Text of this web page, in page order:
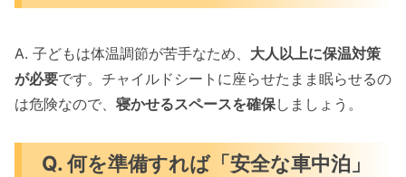
A. 子どもは体温調節が苦手なため、 大人以上に保温対策
が必要です。チャイルドシートに座らせたまま眠らせるの
は危険なので、 寝かせるスペースを確保しましょう。
Q. 何を準備すれば「安全な車中泊」